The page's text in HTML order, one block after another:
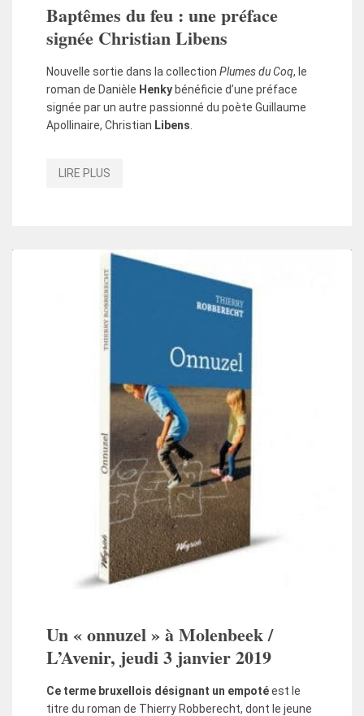
Baptêmes du feu : une préface
signée Christian Libens
Nouvelle sortie dans la collection Plumes du Coq, le
roman de Danièle Henkybénéficie d’une préface
signée par un autre passionné du poète Guillaume
Apollinaire, Christian Libens
LIRE PLUS
Un « onnuzel » à Molenbeek /
L’Avenir, jeudi 3 janvier 2019
Ce terme bruxellois désignant un empotéest le
titre du roman de Thierry Robberecht, dont le jeune